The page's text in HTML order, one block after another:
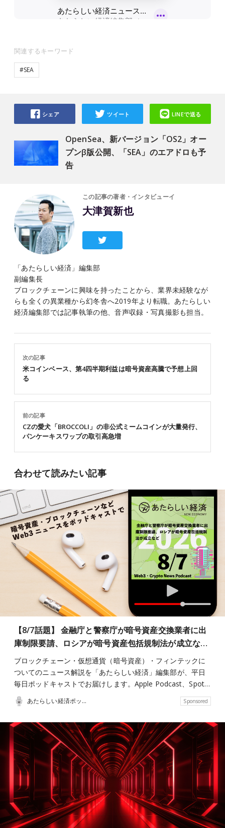
関連するキーワード
#SEA
OpenSea、新バージョン「OS2」オー
プンβ版公開、「SEA」のエアドロも予
告
シェア ツイート LINEで送る
この記事の著者・インタビューイ
大津賀新也
「あたらしい経済」編集部
副編集長
ブロックチェーンに興味を持ったことから、業界未経験なが
らも全くの異業種から幻冬舎へ2019年より転職。あたらしい
経済編集部では記事執筆の他、音声収録・写真撮影も担当。
前の記事
CZの愛犬「BROCCOLI」の非公式ミームコインが大量発行、
パンケーキスワップの取引高急増
次の記事
米コインベース、第4四半期利益は暗号資産高騰で予想上回
る
合わせて読みたい記事
【8/7話題】 金融庁と警察庁が暗号資産交換業者に出
庫制限要請、ロシアが暗号資産包括規制法が成立な…
ブロックチェーン・仮想通貨（暗号資産）・フィンテックに
ついてのニュース解説を「あたらしい経済」編集部が、平日
毎日ポッドキャストでお届けします。Apple Podcast、Spot…
あたらしい経済ポッドキャスト Sponsored